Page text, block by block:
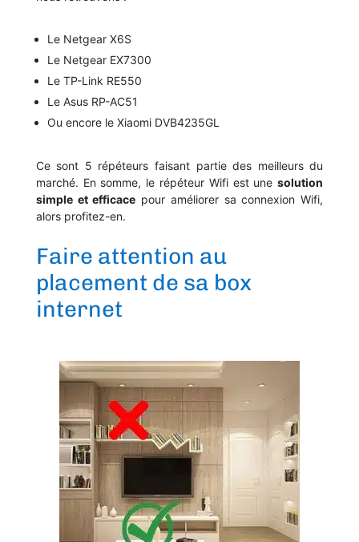
Le Netgear X6S
Le Netgear EX7300
Le TP-Link RE550
Le Asus RP-AC51
Ou encore le Xiaomi DVB4235GL
Ce sont 5 répéteurs faisant partie des meilleurs du
marché. En somme, le répéteur Wifi est unesolution
simple et efficace pour améliorer sa connexion Wifi,
alors profitez-en.
Faire attention au
placement de sa box
internet